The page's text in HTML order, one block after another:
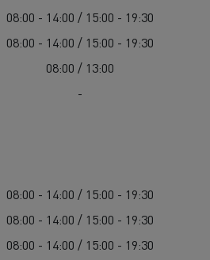
08:00 - 14:00 / 15:00 - 19:30
08:00 - 14:00 / 15:00 - 19:30
08:00 / 13:00
-
08:00 - 14:00 / 15:00 - 19:30
08:00 - 14:00 / 15:00 - 19:30
08:00 - 14:00 / 15:00 - 19:30